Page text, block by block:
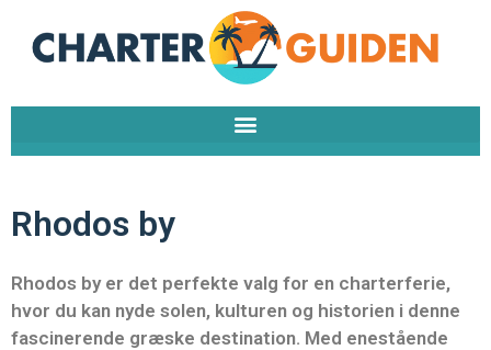
indholdet
Rhodos by
Rhodos by er det perfekte valg for en charterferie,
hvor du kan nyde solen, kulturen og historien i denne
fascinerende græske destination. Med enestående